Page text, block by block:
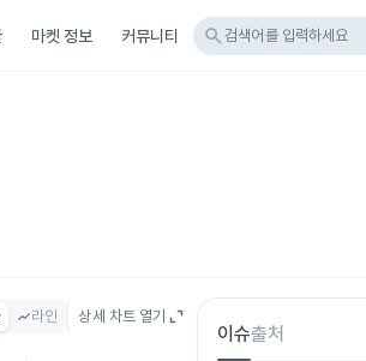
마켓 정보 커뮤니티 search 검색어를 입력하세요
라인 상세 차트 열기
이슈출처